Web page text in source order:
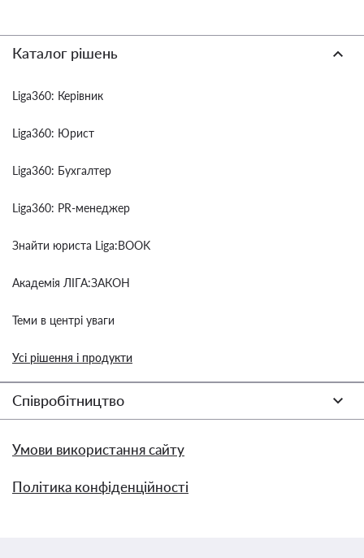
Каталог рішень
Liga360: Керівник
Liga360: Юрист
Liga360: Бухгалтер
Liga360: PR-менеджер
Знайти юриста Liga:BOOK
Академія ЛІГА:ЗАКОН
Теми в центрі уваги
Усі рішення і продукти
Співробітництво
Умови використання сайту
Політика конфіденційності